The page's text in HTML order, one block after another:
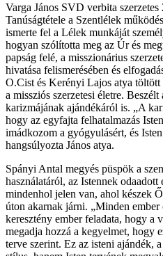
Varga János SVD verbita
Tanúságtétele a Szentlélek
ismerte fel a Lélek munkáját
hogyan szólította meg az Úr és
papság felé, a misszionárius
hivatása felismerésében és
O.Cist és Kerényi Lajos atya töltött
a missziós szerzetesi életre.
karizmájának ajándékáról is. „A
hogy az egyfajta felhatalmazás
imádkozom a gyógyulásért, és
hangsúlyozta János atya.
Spányi Antal megyés püspök a
használatáról, az Istennek
mindenhol jelen van, ahol készek
úton akarnak járni. „Minden
keresztény ember feladata, hogy a
megadja hozzá a kegyelmet, hogy
terve szerint. Ez az isteni ajándék,